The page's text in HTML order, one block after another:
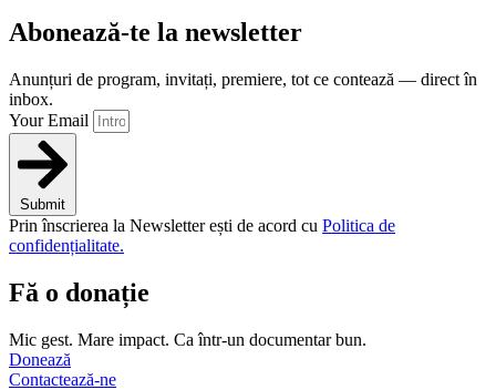
Abonează-te la newsletter
Anunțuri de program, invitați, premiere, tot ce contează — direct în
inbox.
Your Email
Submit
Prin înscrierea la Newsletter ești de acord cu Politica de
confidențialitate.
Fă o donație
Mic gest. Mare impact. Ca într-un documentar bun.
Donează
Contactează-ne